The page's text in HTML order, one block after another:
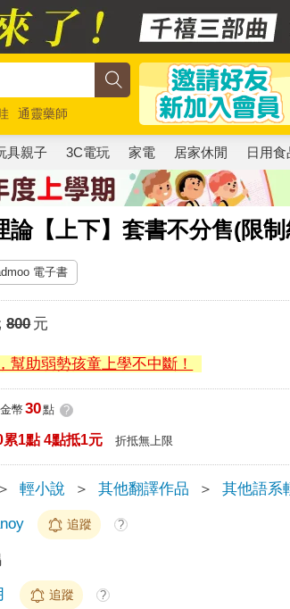
通靈藥師
具親子 3C電玩 家電 居家休閒 日用食
論【上下】套書不分售(限制
電子書
800元
幫助弱勢孩童上學不中斷！
幣 30點 ?
累1點 4點抵1元 折抵無上限
＞ 輕小說 ＞ 其他翻譯作品 ＞ 其他語系
追蹤 ?
追蹤 ?